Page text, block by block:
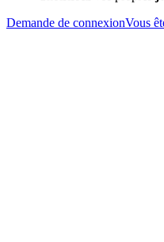
Demande de connexionVous